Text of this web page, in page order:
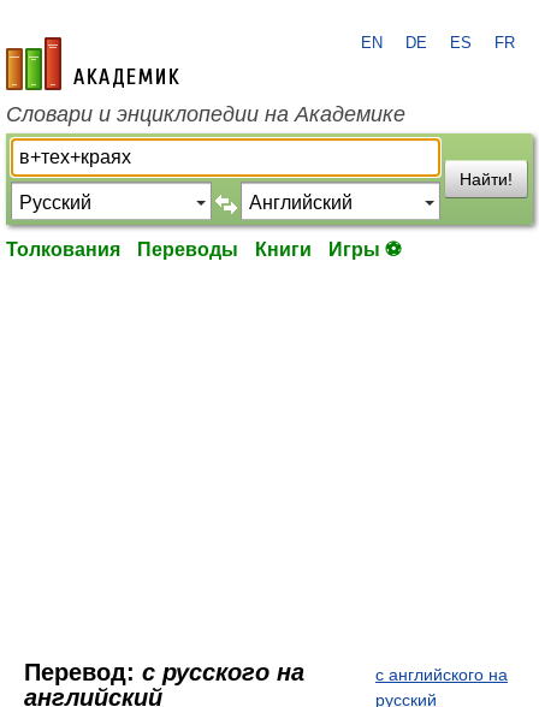
academic.ru
EN DE ES FR
Словари и энциклопедии на Академике
Найти!
Толкования Переводы Книги Игры ⚽
Перевод: с русского на
английский
с английского на
русский